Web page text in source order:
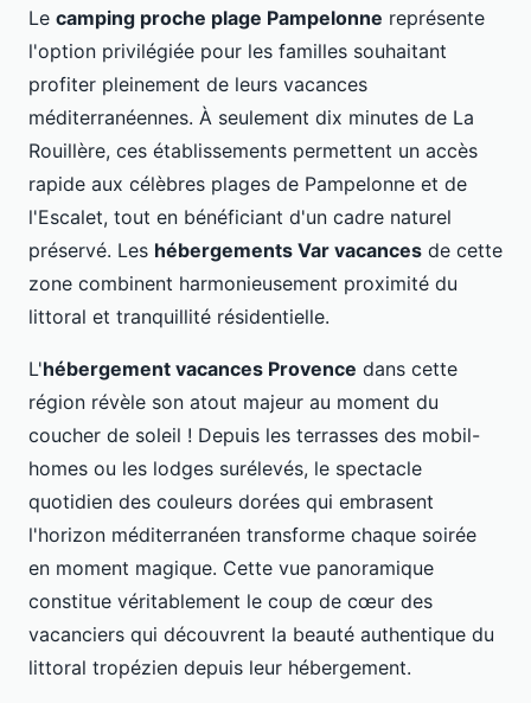
Le camping proche plage Pampelonne représente
l'option privilégiée pour les familles souhaitant
profiter pleinement de leurs vacances
méditerranéennes. À seulement dix minutes de La
Rouillère, ces établissements permettent un accès
rapide aux célèbres plages de Pampelonne et de
l'Escalet, tout en bénéficiant d'un cadre naturel
préservé. Les hébergements Var vacances de cette
zone combinent harmonieusement proximité du
littoral et tranquillité résidentielle.
L'hébergement vacances Provence dans cette
région révèle son atout majeur au moment du
coucher de soleil ! Depuis les terrasses des mobil-
homes ou les lodges surélevés, le spectacle
quotidien des couleurs dorées qui embrasent
l'horizon méditerranéen transforme chaque soirée
en moment magique. Cette vue panoramique
constitue véritablement le coup de cœur des
vacanciers qui découvrent la beauté authentique du
littoral tropézien depuis leur hébergement.